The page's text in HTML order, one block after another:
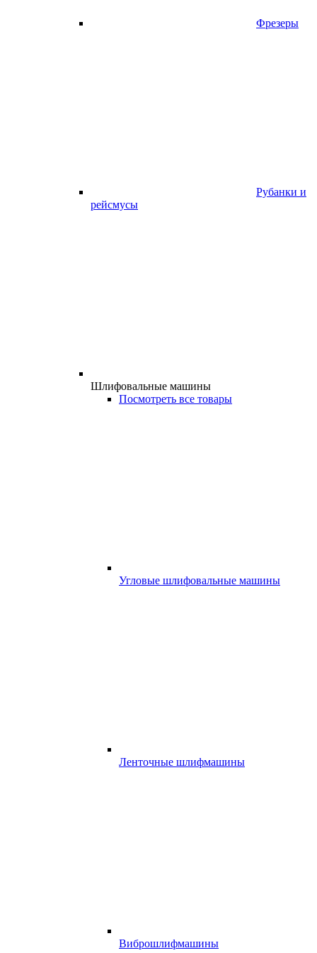
Фрезеры
Рубанки и
рейсмусы
Шлифовальные машины
Посмотреть все товары
Угловые шлифовальные машины
Ленточные шлифмашины
Виброшлифмашины